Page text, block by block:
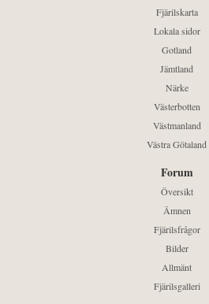
Fjärilskarta
Lokala sidor
Gotland
Jämtland
Närke
Västerbotten
Västmanland
Västra Götaland
Forum
Översikt
Ämnen
Fjärilsfrågor
Bilder
Allmänt
Fjärilsgalleri